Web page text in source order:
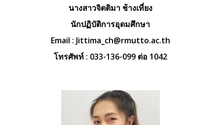
นางสาวจิตติมา ช้างเที่ยง
นักปฏิบัติการอุดมศึกษา
Email : Jittima_ch@rmutto.ac.th
โทรศัพท์ : 033-136-099 ต่อ 1042